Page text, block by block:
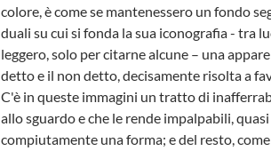
colore, è come se mantenessero un fondo
duali su cui si fonda la sua iconografia - tra
leggero, solo per citarne alcune – una
detto e il non detto, decisamente risolta a
C'è in queste immagini un tratto di
allo sguardo e che le rende impalpabili,
compiutamente una forma; e del resto,